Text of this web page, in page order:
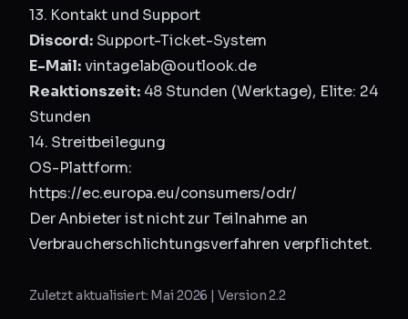
13. Kontakt und Support
Discord:Support-Ticket-System
E-Mail:vintagelab@outlook.de
Reaktionszeit:48 Stunden (Werktage), Elite: 24
Stunden
14. Streitbeilegung
OS-Plattform:
https://ec.europa.eu/consumers/odr/
Der Anbieter ist nicht zur Teilnahme an
Verbraucherschlichtungsverfahren verpflichtet.
Zuletzt aktualisiert: Mai 2026 | Version 2.2